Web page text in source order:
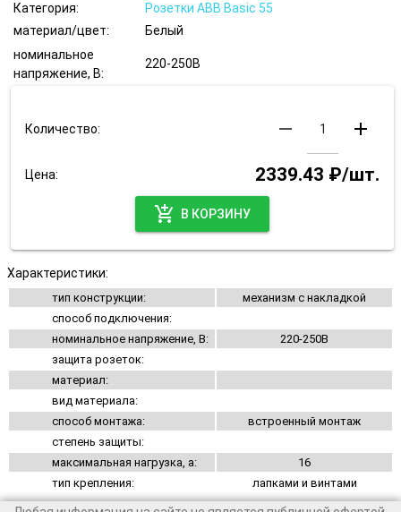
Категория:
Розетки ABB Basic 55
материал/цвет:
Белый
номинальное
напряжение, В:
220-250В
Количество: remove add
Цена:
2339.43 ₽/шт.
add_shopping_cart
В КОРЗИНУ
Характеристики:
тип конструкции:
механизм с накладкой
способ подключения:
номинальное напряжение, В:
220-250В
защита розеток:
материал:
вид материала:
способ монтажа:
встроенный монтаж
степень защиты:
максимальная нагрузка, а:
16
тип крепления:
лапками и винтами